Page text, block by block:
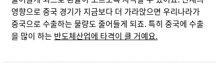
영향으로 중국 경기가 지금보다 더 가라앉으면 우리나라가
중국으로 수출하는 물량도 줄어들게 되죠. 특히 중국에 수출
을 많이 하는 반도체산업에 타격이 클 거예요.